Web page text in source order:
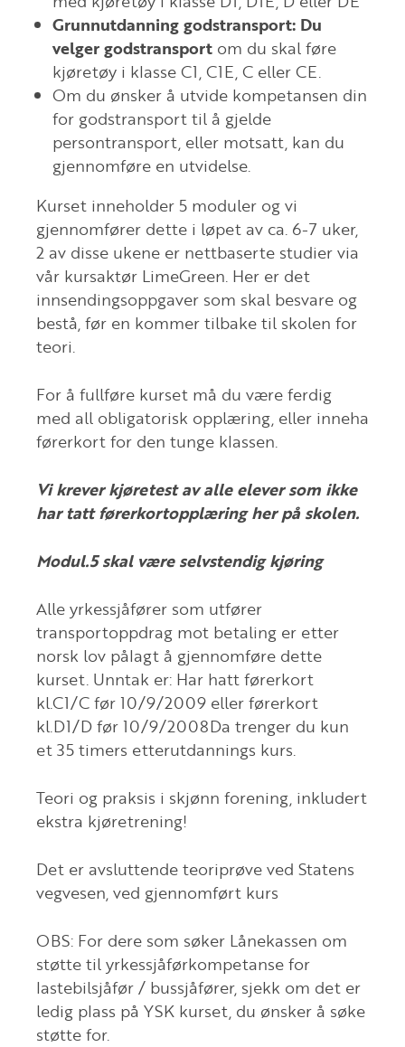
Grunnutdanning godstransport: Du
velger godstransport om du skal føre
kjøretøy i klasse C1, C1E, C eller CE.
Om du ønsker å utvide kompetansen din
for godstransport til å gjelde
persontransport, eller motsatt, kan du
gjennomføre en utvidelse.
Kurset inneholder 5 moduler og vi
gjennomfører dette i løpet av ca. 6-7 uker,
2 av disse ukene er nettbaserte studier via
vår kursaktør LimeGreen. Her er det
innsendingsoppgaver som skal besvare og
bestå, før en kommer tilbake til skolen for
teori.
For å fullføre kurset må du være ferdig
med all obligatorisk opplæring, eller inneha
førerkort for den tunge klassen.
Vi krever kjøretest av alle elever som ikke
har tatt førerkortopplæring her på skolen.
Modul.5 skal være selvstendig kjøring
Alle yrkessjåfører som utfører
transportoppdrag mot betaling er etter
norsk lov pålagt å gjennomføre dette
kurset. Unntak er: Har hatt førerkort
kl.C1/C før 10/9/2009 eller førerkort
kl.D1/D før 10/9/2008Da trenger du kun
et 35 timers etterutdannings kurs.
Teori og praksis i skjønn forening, inkludert
ekstra kjøretrening!
Det er avsluttende teoriprøve ved Statens
vegvesen, ved gjennomført kurs
OBS: For dere som søker Lånekassen om
støtte til yrkessjåførkompetanse for
lastebilsjåfør / bussjåfører, sjekk om det er
ledig plass på YSK kurset, du ønsker å søke
støtte for.